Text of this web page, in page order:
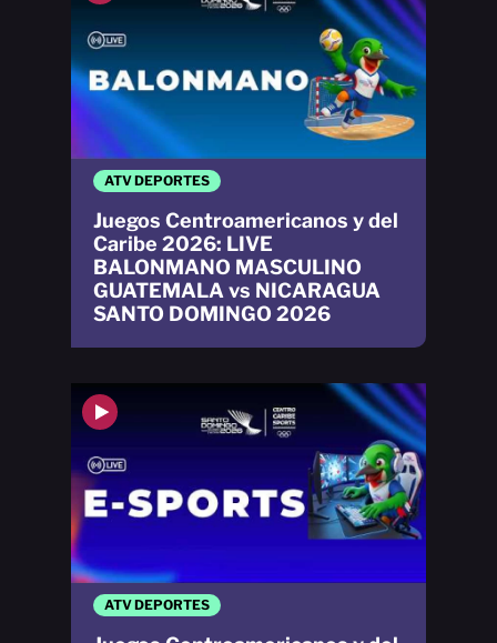
ATV DEPORTES
Juegos Centroamericanos y del
Caribe 2026: LIVE
BALONMANO MASCULINO
GUATEMALA vs NICARAGUA
SANTO DOMINGO 2026
ATV DEPORTES